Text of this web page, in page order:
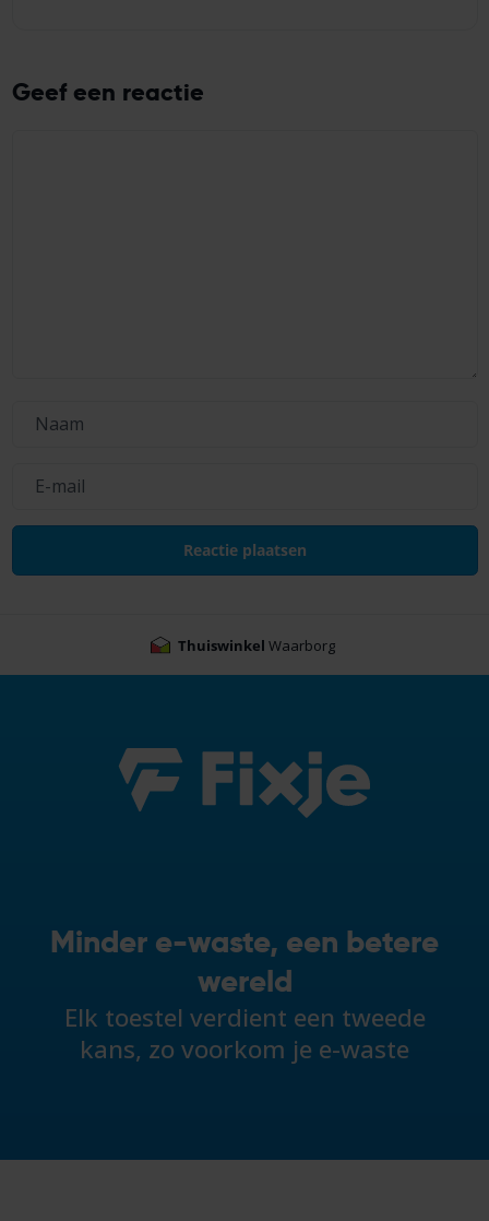
Geef een reactie
Thuiswinkel Waarborg
Minder e-waste, een betere
wereld
Elk toestel verdient een tweede
kans, zo voorkom je e-waste